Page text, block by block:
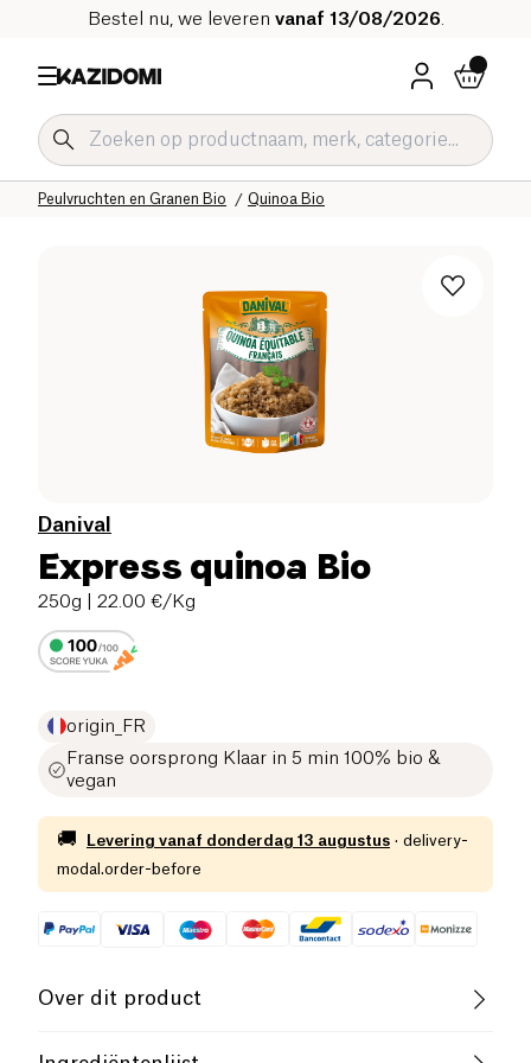
Bestel nu, we leveren vanaf 13/08/2026
Quinoa Bio
Peulvruchten en Granen Bio
Zoute Kruidenierswaren Bio
Home
Danival
Express quinoa Bio
250g | 22.00 €/Kg
origin_FR
Franse oorsprong Klaar in 5 min 100% bio &
vegan
🚚 Levering vanaf donderdag 13 augustus · delivery-
modal.order-before
Over dit product
Biologisch